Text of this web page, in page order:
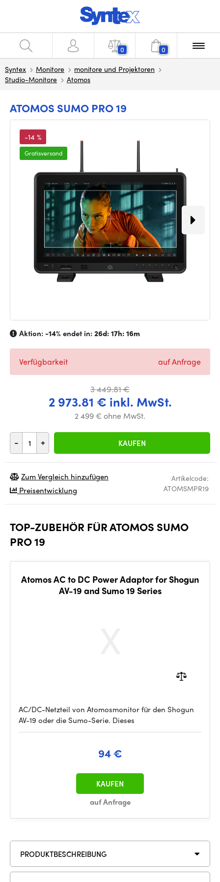
0 0
Syntex Monitore
monitore und Projektoren
Studio-Monitore
Atomos
ATOMOS SUMO PRO 19
-14 %
Gratisversand
Aktion:-14% endet in:26d: 17h: 16m
3 449.81 €
2 973.81 € inkl. MwSt.
2 499 € ohne MwSt.
- + KAUFEN
Verfügbarkeit auf Anfrage
Artikelcode:
ATOMSMPR19
Zum Vergleich hinzufügen
Preisentwicklung
TOP-ZUBEHÖR FÜR ATOMOS SUMO
PRO 19
Atomos AC to DC Power Adaptor for Shogun
AV-19 and Sumo 19 Series
AC/DC-Netzteil von Atomosmonitor für den Shogun
AV-19 oder die Sumo-Serie. Dieses
94 €
auf Anfrage
KAUFEN
PRODUKTBESCHREIBUNG